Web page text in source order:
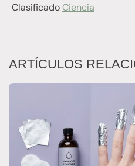
Clasificado Ciencia
ARTÍCULOS